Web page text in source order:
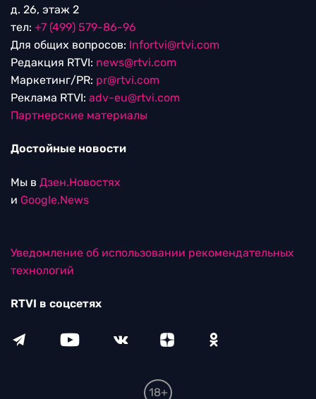
д. 26, этаж 2
тел: +7 (499) 579-86-96
Для общих вопросов: Infortvi@rtvi.com
Редакция RTVI: news@rtvi.com
Маркетинг/PR: pr@rtvi.com
Реклама RTVI: adv-eu@rtvi.com
Партнерские материалы
Достойные новости
Мы в Дзен.Новостях
и Google.News
Уведомление об использовании рекомендательных
технологий
RTVI в соцсетях
18+